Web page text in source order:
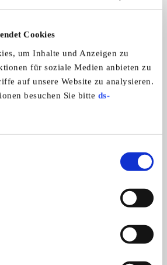
Cookies
um Inhalte und Anzeigen zu
für soziale Medien anbieten zu
auf unsere Website zu analysieren.
besuchen Sie bitte ds-
ALLE ANZEIGEN
412er tre ...
ALLE ANZEIGEN